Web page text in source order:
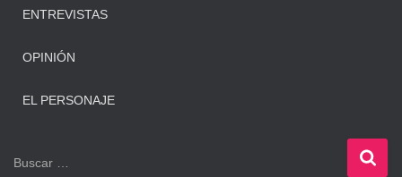
ENTREVISTAS
OPINIÓN
EL PERSONAJE
B
Buscar …